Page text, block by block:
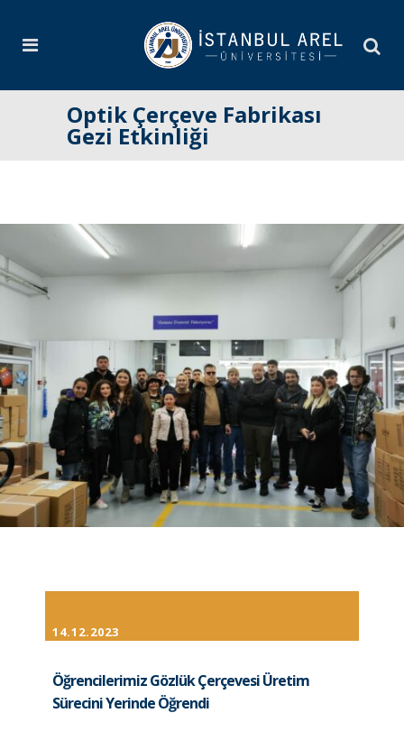
Optik Çerçeve Fabrikası
Gezi Etkinliği
14.12.2023
Öğrencilerimiz Gözlük Çerçevesi Üretim
Sürecini Yerinde Öğrendi